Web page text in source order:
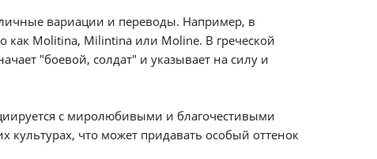
вариации и переводы. Например, в
Molitina, Milintina или Moline. В греческой
"боевой, солдат" и указывает на силу и
с миролюбивыми и благочестивыми
что может придавать особый оттенок